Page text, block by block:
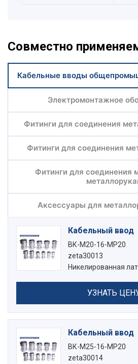
Совместно
Кабельные вводы
Электромонтажное
Фитинги для соединения
Фитинги для соединения
Фитинги для соединения
Аксессуары для
Кабельный ввод
ВК-М20-16-МР20
zeta30013
Никелированная
УЗНАТЬ
Кабельный ввод
ВК-М25-16-МР20
zeta30014